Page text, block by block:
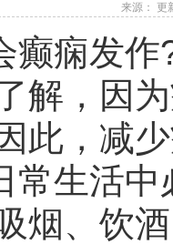
来源：
癫痫发
解，因
此，减
常生活
烟、饮